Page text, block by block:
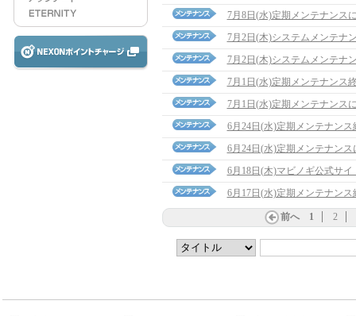
7月8日(水)定期メンテナンス
7月2日(木)システムメンテナ
7月2日(木)システムメンテナ
7月1日(水)定期メンテナンス
7月1日(水)定期メンテナンス
6月24日(水)定期メンテナン
6月24日(水)定期メンテナンス
6月18日(木)マビノギ公式サ
6月17日(水)定期メンテナン
前へ 1 2